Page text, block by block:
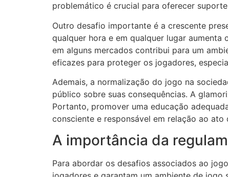
problemático é crucial para oferecer
Outro desafio importante é a crescente
qualquer hora e em qualquer lugar
em alguns mercados contribui para um
eficazes para proteger os jogadores,
Ademais, a normalização do jogo na
público sobre suas consequências. A
Portanto, promover uma educação
consciente e responsável em relação ao ato
A importância da
Para abordar os desafios associados ao